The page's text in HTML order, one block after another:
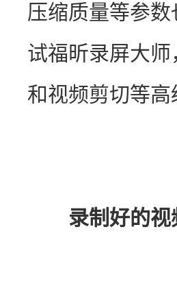
压缩质量等参
试福昕录屏大
和视频剪切等高
录制好的